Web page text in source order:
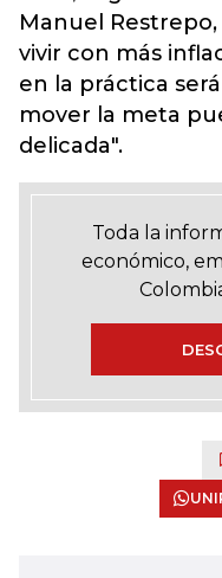
Manuel
vivir con más
en la práctica
mover la meta
delicada".
Toda la
económico,